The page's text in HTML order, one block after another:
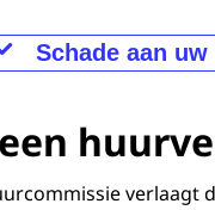
Schade aan
De Huurcommissie
laminaat, meubels
aansprakelijkheidof
verlaagt